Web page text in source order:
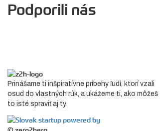
Podporili nás
Prinášame ti inšpiratívne príbehy ľudí, ktorí vzali
osud do vlastných rúk, a ukážeme ti, ako môžeš
to isté spraviť aj ty.